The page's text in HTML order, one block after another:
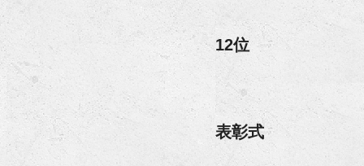
12位
表彰式